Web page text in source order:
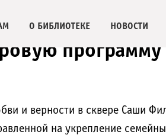
О БИБЛИОТЕКЕ НОВОСТИ
программу
и верности в сквере Саши
на укрепление